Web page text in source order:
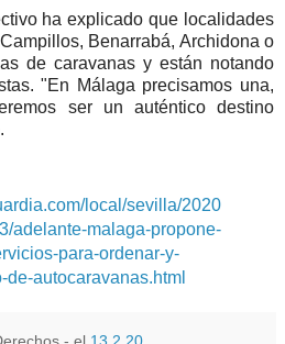
ha explicado que localidades
Benarrabá, Archidona o
de caravanas y están notando
"En Málaga precisamos una,
ser un auténtico destino
local/sevilla/2020
adelante-malaga-propone-
para-ordenar-y-
autocaravanas.html